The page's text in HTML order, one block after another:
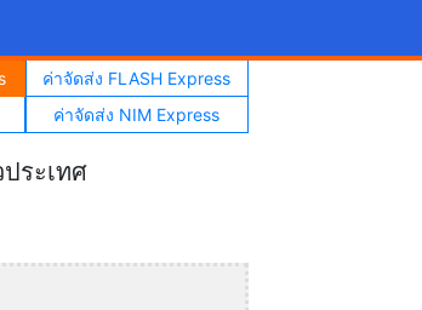
ค่าจัดส่ง FLASH Express
ค่าจัดส่ง NIM Express
ระเทศ